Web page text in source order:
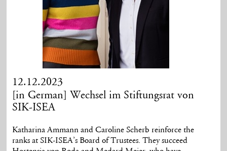
12.12.2023
[in German] Wechsel im Stiftungsrat von
SIK-ISEA
Katharina Ammann and Caroline Scherb reinforce the
ranks at SIK-ISEA’s Board of Trustees. They succeed